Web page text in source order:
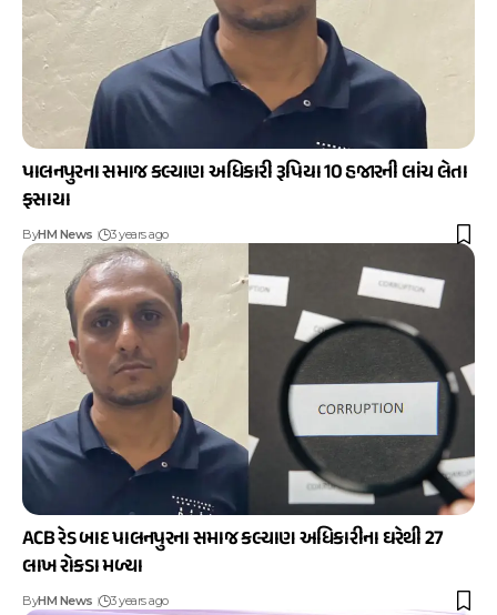
પાલનપુરના સમાજ કલ્યાણ અધિકારી રૂપિયા 10 હજારની લાંચ લેતા
ફસાયા
ByHM News 3 years ago
ACB રેડ બાદ પાલનપુરના સમાજ કલ્યાણ અધિકારીના ઘરેથી 27
લાખ રોકડા મળ્યા
ByHM News 3 years ago